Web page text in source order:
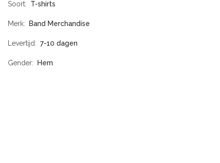
Soort T-shirts
Merk Band Merchandise
Levertijd 7-10 dagen
Gender Hem